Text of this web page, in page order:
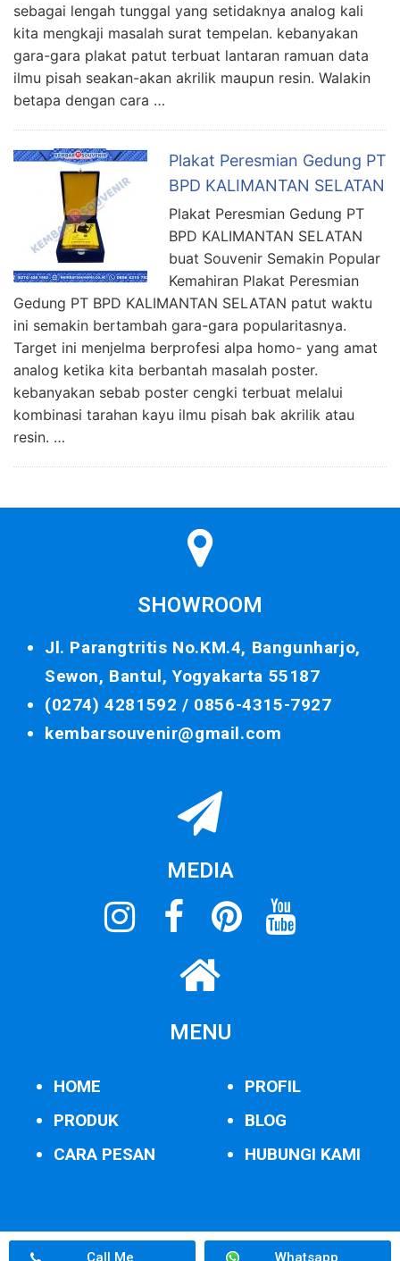
sebagai lengah tunggal yang setidaknya analog kali
kita mengkaji masalah surat tempelan. kebanyakan
gara-gara plakat patut terbuat lantaran ramuan data
ilmu pisah seakan-akan akrilik maupun resin. Walakin
betapa dengan cara …
Plakat Peresmian Gedung PT
BPD KALIMANTAN SELATAN
Plakat Peresmian Gedung PT
BPD KALIMANTAN SELATAN
buat Souvenir Semakin Popular
Kemahiran Plakat Peresmian
Gedung PT BPD KALIMANTAN SELATAN patut waktu
ini semakin bertambah gara-gara popularitasnya.
Target ini menjelma berprofesi alpa homo- yang amat
analog ketika kita berbantah masalah poster.
kebanyakan sebab poster cengki terbuat melalui
kombinasi tarahan kayu ilmu pisah bak akrilik atau
resin. …
SHOWROOM
Jl. Parangtritis No.KM.4, Bangunharjo,
Sewon, Bantul, Yogyakarta 55187
(0274) 4281592 / 0856-4315-7927
kembarsouvenir@gmail.com
MEDIA
MENU
HOME
PRODUK
CARA PESAN
PROFIL
BLOG
HUBUNGI KAMI
Call Me Whatsapp